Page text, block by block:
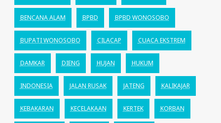
BENCANA ALAM BPBD BPBD WONOSOBO
BUPATI WONOSOBO CILACAP CUACA EKSTREM
DAMKAR DIENG HUJAN HUKUM
INDONESIA JALAN RUSAK JATENG KALIKAJAR
KEBAKARAN KECELAKAAN KERTEK KORBAN